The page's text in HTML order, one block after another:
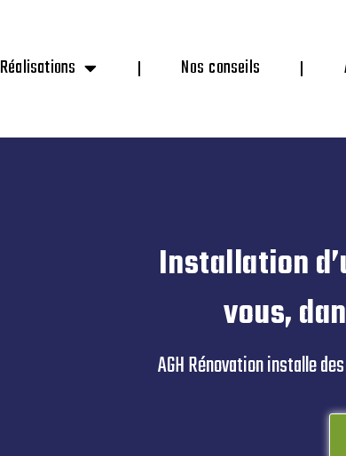
Réalisations Nos conseils
Installation
vous,
AGH Rénovation installe